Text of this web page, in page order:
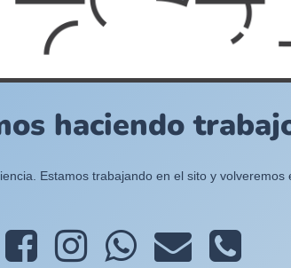
haciendo
Estamos trabajando en el sito y volveremos